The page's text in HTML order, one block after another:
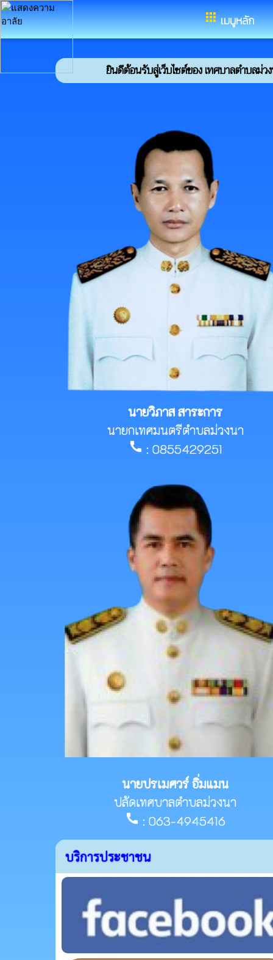
appsเมนูหลัก
อำเภอดอนจาน จังหวัดกาฬสิน
ยินดีต้อนรับสู่เว็บไซต์ของ เทศบาลตำบลม่วงนา
นายวิภาส สาระการ
นายกเทศมนตรีตำบลม่วงนา
call : 0855429251
นายปรเมศวร์ อิ่มแมน
ปลัดเทศบาลตำบลม่วงนา
call : 063-4945416
บริการประชาชน